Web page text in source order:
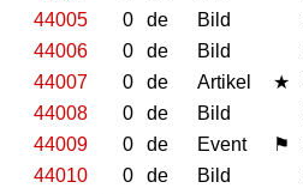
44005
0 de Bild
44006
0 de Bild
44007
0 de Artikel ★
44008
0 de Bild
44009
0 de Event ⚑
44010
0 de Bild